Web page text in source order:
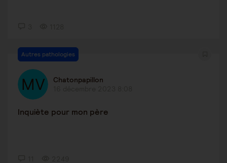
Autres pathologies
Chatonpapillon
Inquiète pour mon père